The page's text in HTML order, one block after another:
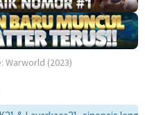
Warworld (2023)